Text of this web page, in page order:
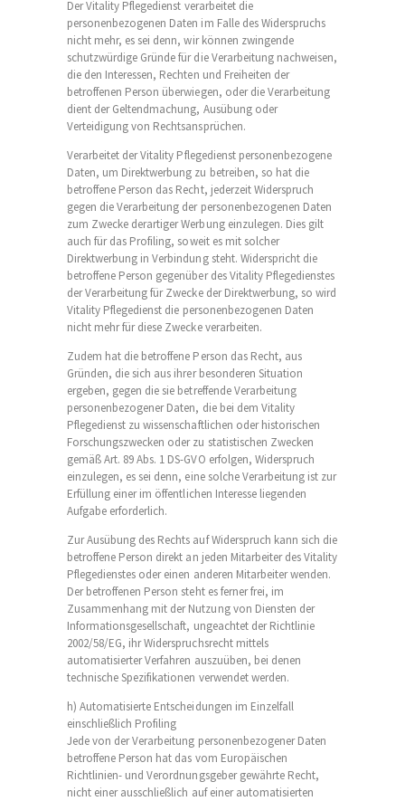
Der Vitality Pflegedienst verarbeitet die
personenbezogenen Daten im Falle des Widerspruchs
nicht mehr, es sei denn, wir können zwingende
schutzwürdige Gründe für die Verarbeitung nachweisen,
die den Interessen, Rechten und Freiheiten der
betroffenen Person überwiegen, oder die Verarbeitung
dient der Geltendmachung, Ausübung oder
Verteidigung von Rechtsansprüchen.
Verarbeitet der Vitality Pflegedienst personenbezogene
Daten, um Direktwerbung zu betreiben, so hat die
betroffene Person das Recht, jederzeit Widerspruch
gegen die Verarbeitung der personenbezogenen Daten
zum Zwecke derartiger Werbung einzulegen. Dies gilt
auch für das Profiling, soweit es mit solcher
Direktwerbung in Verbindung steht. Widerspricht die
betroffene Person gegenüber des Vitality Pflegedienstes
der Verarbeitung für Zwecke der Direktwerbung, so wird
Vitality Pflegedienst die personenbezogenen Daten
nicht mehr für diese Zwecke verarbeiten.
Zudem hat die betroffene Person das Recht, aus
Gründen, die sich aus ihrer besonderen Situation
ergeben, gegen die sie betreffende Verarbeitung
personenbezogener Daten, die bei dem Vitality
Pflegedienst zu wissenschaftlichen oder historischen
Forschungszwecken oder zu statistischen Zwecken
gemäß Art. 89 Abs. 1 DS-GVO erfolgen, Widerspruch
einzulegen, es sei denn, eine solche Verarbeitung ist zur
Erfüllung einer im öffentlichen Interesse liegenden
Aufgabe erforderlich.
Zur Ausübung des Rechts auf Widerspruch kann sich die
betroffene Person direkt an jeden Mitarbeiter des Vitality
Pflegedienstes oder einen anderen Mitarbeiter wenden.
Der betroffenen Person steht es ferner frei, im
Zusammenhang mit der Nutzung von Diensten der
Informationsgesellschaft, ungeachtet der Richtlinie
2002/58/EG, ihr Widerspruchsrecht mittels
automatisierter Verfahren auszuüben, bei denen
technische Spezifikationen verwendet werden.
h) Automatisierte Entscheidungen im Einzelfall
einschließlich Profiling
Jede von der Verarbeitung personenbezogener Daten
betroffene Person hat das vom Europäischen
Richtlinien- und Verordnungsgeber gewährte Recht,
nicht einer ausschließlich auf einer automatisierten